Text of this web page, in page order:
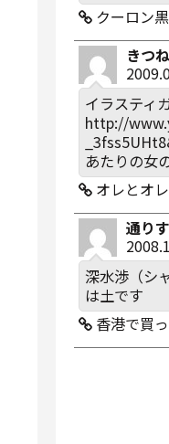
クーロン
きつね
イラスティ
http://
あたりの女
オレとオ
通り
深水渉（シ
は土です
香港で買